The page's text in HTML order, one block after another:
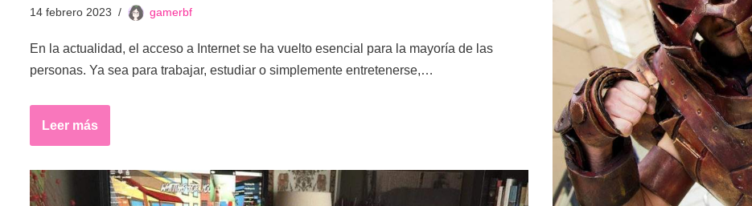
14 febrero 2023 gamerbf
En la actualidad, el acceso a Internet se ha vuelto esencial para la mayoría de las
personas. Ya sea para trabajar, estudiar o simplemente entretenerse,…
Leer más